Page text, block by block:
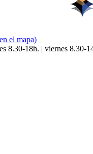
el mapa)
8.30-18h. | viernes 8.30-